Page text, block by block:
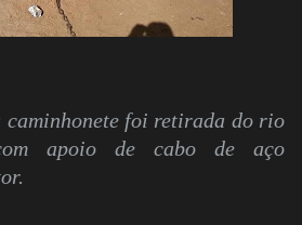
caminhonete foi retirada do rio
apoio de cabo de aço